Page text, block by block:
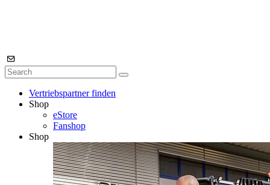
Vertriebspartner finden
Shop
eStore
Fanshop
Shop